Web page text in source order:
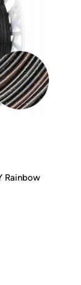
Rainbow